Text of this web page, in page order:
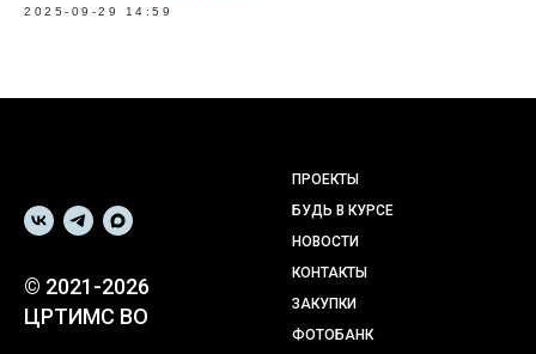
2025-09-29 14:59
© 2021-2026
ЦРТИМС ВО
ПРОЕКТЫ
БУДЬ В КУРСЕ
НОВОСТИ
КОНТАКТЫ
ЗАКУПКИ
ФОТОБАНК